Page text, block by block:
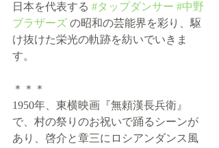
日本を代表する #タップダンサー #中野
ブラザーズ の昭和の芸能界を彩り、駆
け抜けた栄光の軌跡を紡いでいきま
す。
＊＊＊
1950年、東横映画『無頼漢長兵衛』
で、村の祭りのお祝いで踊るシーンが
あり、啓介と章三にロシアンダンス風